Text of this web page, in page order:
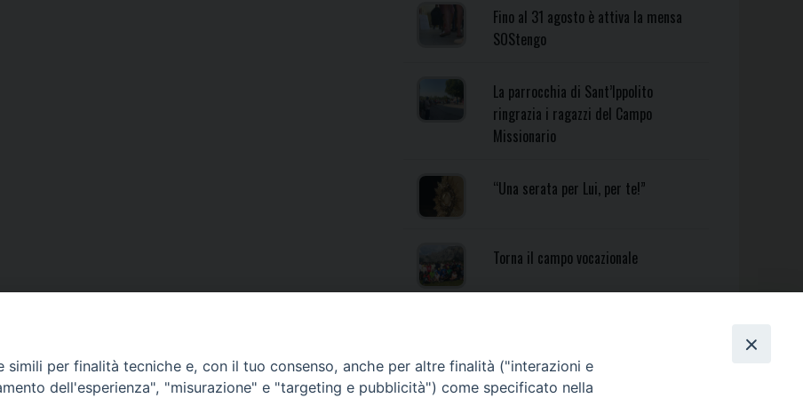
Fino al 31 agosto è attiva la mensa
SOStengo
La parrocchia di Sant’Ippolito
ringrazia i ragazzi del Campo
Missionario
“Una serata per Lui, per te!”
Torna il campo vocazionale
per finalità tecniche e, con il tuo consenso, anche per altre finalità ("interazioni e
dell'esperienza", "misurazione" e "targeting e pubblicità") come specificato nella